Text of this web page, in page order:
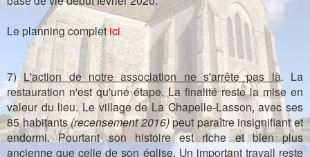
Le planning completici
7)L'action de notre association ne s'arrête pas là. La
restauration n'est qu'une étape. La finalité reste la mise en
valeur du lieu. Le village de La Chapelle-Lasson, avec ses
85 habitants(recensement 2016)peut paraître insignifiant et
endormi. Pourtant son histoire est riche et bien plus
ancienne que celle de son église. Un important travail reste